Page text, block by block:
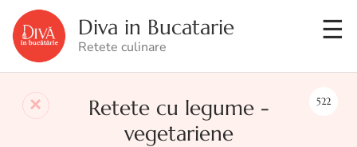
Diva in Bucatarie
Retete culinare
Retete cu legume -
vegetariene
522